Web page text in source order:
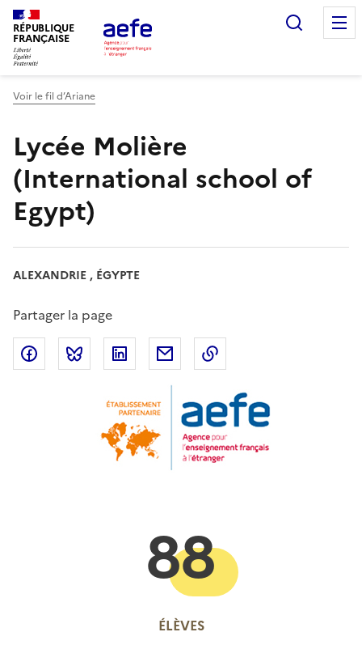
Aller
au
contenu
principal
RÉPUBLIQUE
FRANÇAISE
Voir le fil d’Ariane
Lycée Molière
(International school of
Egypt)
ALEXANDRIE , ÉGYPTE
Partager la page
Partager sur Facebook
Partager sur Bluesky
Partager sur LinkedIn
Partager par email
ÉLÈVES
88